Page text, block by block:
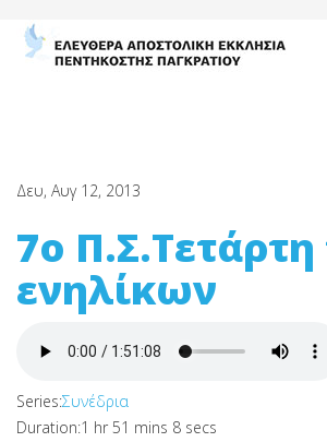
Δευ, Αυγ 12, 2013
7ο
ενηλίκων
Series:Συνέδρια
Duration:1 hr 51 mins 8 secs